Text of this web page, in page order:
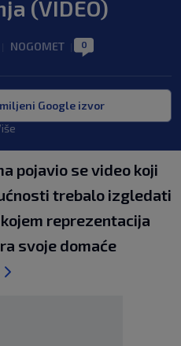
(VIDEO)
NOGOMET 0
Google izvor
pojavio se video koji
trebalo izgledati
reprezentacija
svoje domaće